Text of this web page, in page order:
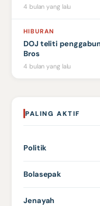
4 bulan yang lalu
HIBURAN
DOJ teliti
Bros
4 bulan yang lalu
PALING AKTIF
Politik
Bolasepak
Jenayah